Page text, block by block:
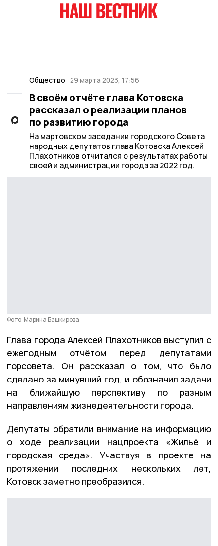
Общество 29 марта 2023, 17:56
В своём отчёте глава Котовска
рассказал о реализации планов
по развитию города
На мартовском заседании городского Совета
народных депутатов глава Котовска Алексей
Плахотников отчитался о результатах работы
своей и администрации города за 2022 год.
Фото: Марина Башкирова
Глава города Алексей Плахотников выступил с
ежегодным отчётом перед депутатами
горсовета. Он рассказал о том, что было
сделано за минувший год, и обозначил задачи
на ближайшую перспективу по разным
направлениям жизнедеятельности города.
Депутаты обратили внимание на информацию
о ходе реализации нацпроекта «Жильё и
городская среда». Участвуя в проекте на
протяжении последних нескольких лет,
Котовск заметно преобразился.